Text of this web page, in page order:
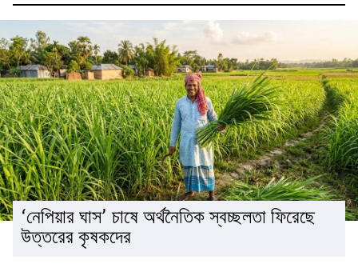
‘নেপিয়ার ঘাস’ চাষে অর্থনৈতিক স্বচ্ছলতা ফিরেছে
উত্তরের কৃষকদের